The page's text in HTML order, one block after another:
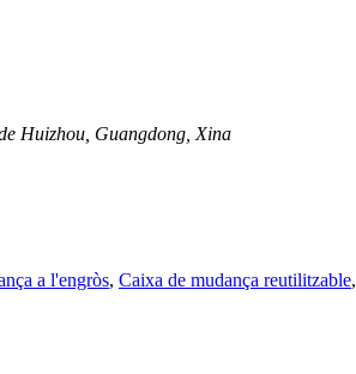
Huizhou, Guangdong, Xina
a l'engròs, Caixa de mudança reutilitzable,